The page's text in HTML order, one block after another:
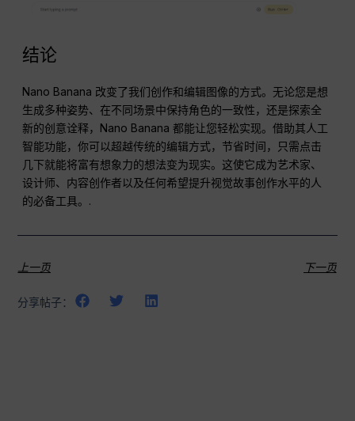
结论
Nano Banana 改变了我们创作和编辑图像的方式。无论您是想
生成多种姿势、在不同场景中保持角色的一致性，还是探索全
新的创意诠释，Nano Banana 都能让您轻松实现。借助其人工
智能功能，你可以超越传统的编辑方式，节省时间，只需点击
几下就能将富有想象力的想法变为现实。这使它成为艺术家、
设计师、内容创作者以及任何希望提升视觉故事创作水平的人
的必备工具。.
上一页 下一页
分享帖子：